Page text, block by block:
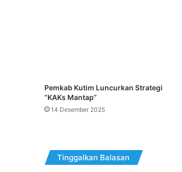
Pemkab Kutim Luncurkan Strategi
“KAKs Mantap”
14 Desember 2025
Tinggalkan Balasan